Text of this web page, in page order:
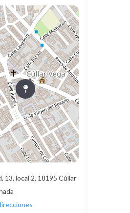
13, local 2, 18195 Cúllar